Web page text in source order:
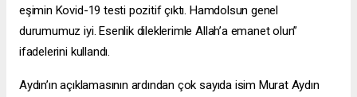
eşimin Kovid-19 testi pozitif çıktı. Hamdolsun genel
durumumuz iyi. Esenlik dileklerimle Allah’a emanet olun”
ifadelerini kullandı.
Aydın’ın açıklamasının ardından çok sayıda isim Murat Aydın